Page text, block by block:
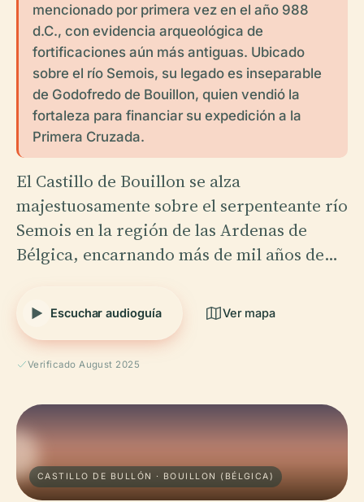
mencionado por primera vez en el año 988
d.C., con evidencia arqueológica de
fortificaciones aún más antiguas. Ubicado
sobre el río Semois, su legado es inseparable
de Godofredo de Bouillon, quien vendió la
fortaleza para financiar su expedición a la
Primera Cruzada.
El Castillo de Bouillon se alza
majestuosamente sobre el serpenteante río
Semois en la región de las Ardenas de
Bélgica, encarnando más de mil años de…
Escuchar audioguía Ver mapa
Verificado August 2025
CASTILLO DE BULLÓN · BOUILLON (BÉLGICA)